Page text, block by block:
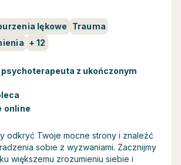
lękowe
Trauma
+12
z ukończonym
online
odkryć Twoje mocne strony i znaleźć
sobie z wyzwaniami. Zacznijmy
większemu zrozumieniu siebie i